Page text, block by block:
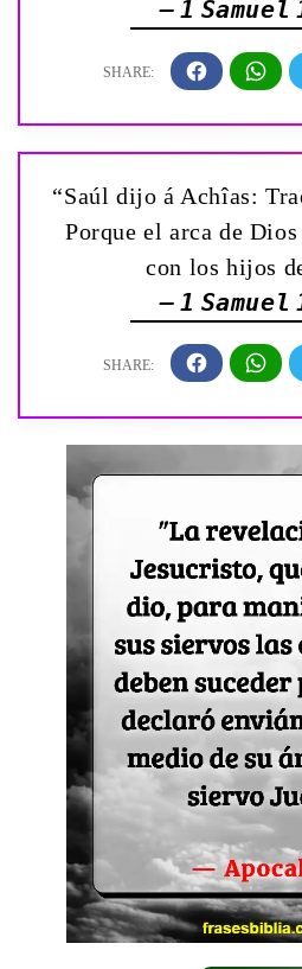
— 1 Samuel
“Saúl dijo á Achîas:
Porque el arca de Dios
con los hijos
— 1 Samuel